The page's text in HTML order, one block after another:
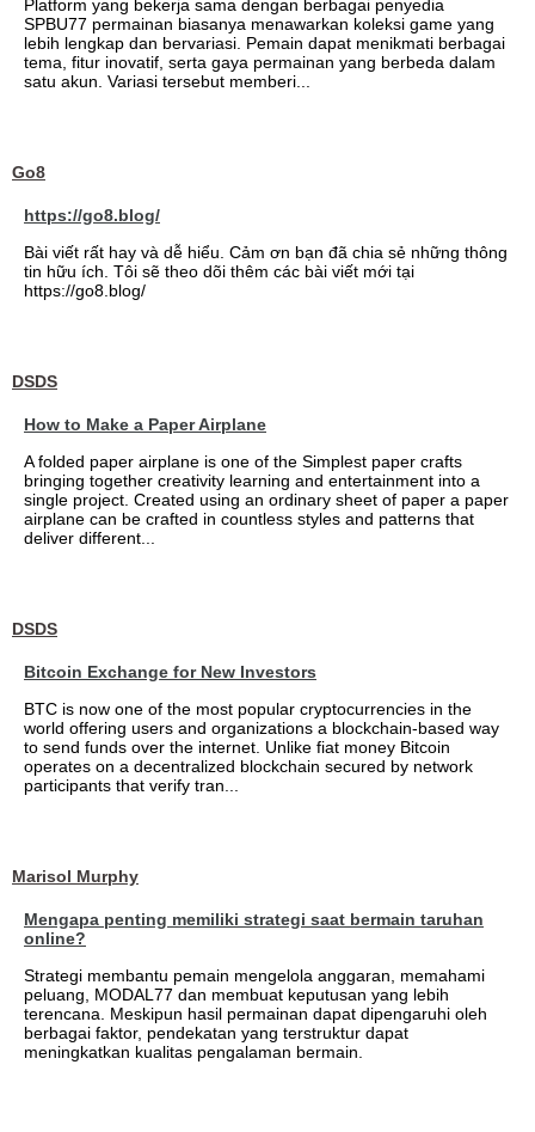
Platform yang bekerja sama dengan berbagai penyedia
SPBU77 permainan biasanya menawarkan koleksi game yang
lebih lengkap dan bervariasi. Pemain dapat menikmati berbagai
tema, fitur inovatif, serta gaya permainan yang berbeda dalam
satu akun. Variasi tersebut memberi...
Go8
https://go8.blog/
Bài viết rất hay và dễ hiểu. Cảm ơn bạn đã chia sẻ những thông
tin hữu ích. Tôi sẽ theo dõi thêm các bài viết mới tại
https://go8.blog/
DSDS
How to Make a Paper Airplane
A folded paper airplane is one of the Simplest paper crafts
bringing together creativity learning and entertainment into a
single project. Created using an ordinary sheet of paper a paper
airplane can be crafted in countless styles and patterns that
deliver different...
DSDS
Bitcoin Exchange for New Investors
BTC is now one of the most popular cryptocurrencies in the
world offering users and organizations a blockchain-based way
to send funds over the internet. Unlike fiat money Bitcoin
operates on a decentralized blockchain secured by network
participants that verify tran...
Marisol Murphy
Mengapa penting memiliki strategi saat bermain taruhan
online?
Strategi membantu pemain mengelola anggaran, memahami
peluang, MODAL77 dan membuat keputusan yang lebih
terencana. Meskipun hasil permainan dapat dipengaruhi oleh
berbagai faktor, pendekatan yang terstruktur dapat
meningkatkan kualitas pengalaman bermain.